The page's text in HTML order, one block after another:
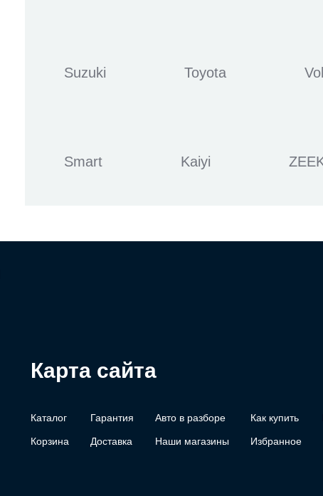
Suzuki Toyota
Smart Kaiyi
Карта сайта
Каталог Гарантия Авто в разборе Как купить
Корзина Доставка Наши магазины Избранное